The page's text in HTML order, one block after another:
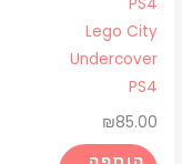
Lego City
Undercover
PS4
₪85.00